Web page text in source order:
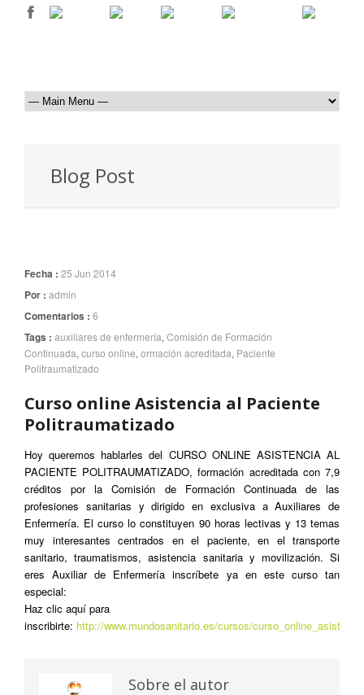
Blog Post
Fecha : 25 Jun 2014
Por : admin
Comentarios : 6
Tags : auxiliares de enfermería, Comisión de Formación
Continuada, curso online, ormación acreditada, Paciente
Politraumatizado
Curso online Asistencia al Paciente
Politraumatizado
Hoy queremos hablarles del CURSO ONLINE ASISTENCIA AL
PACIENTE POLITRAUMATIZADO, formación acreditada con 7,9
créditos por la Comisión de Formación Continuada de las
profesiones sanitarias y dirigido en exclusiva a Auxiliares de
Enfermería. El curso lo constituyen 90 horas lectivas y 13 temas
muy interesantes centrados en el paciente, en el transporte
sanitario, traumatismos, asistencia sanitaria y movilización. Si
eres Auxiliar de Enfermería inscríbete ya en este curso tan
especial:
Haz clic aquí para
inscribirte: http://www.mundosanitario.es/cursos/
Sobre el autor